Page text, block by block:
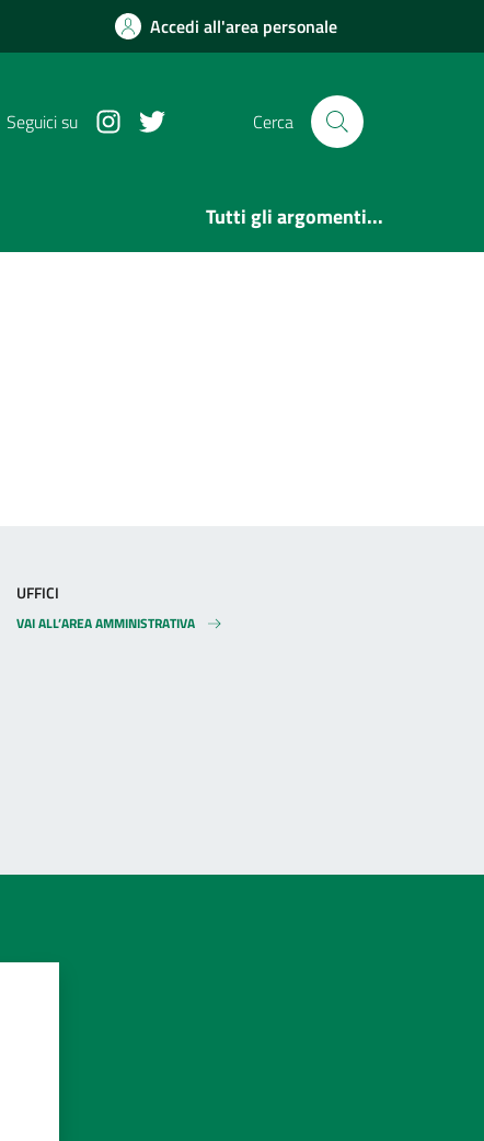
Accedi all'area personale
Seguici su InstagramTwitter Cerca
Tutti gli argomenti...
UFFICI
VAI ALL’AREA AMMINISTRATIVA